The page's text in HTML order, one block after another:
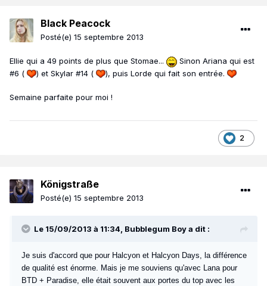
Black Peacock
Posté(e) 15 septembre 2013
Ellie qui a 49 points de plus que Stomae...
Sinon Ariana qui est
#6 (
) et Skylar #14 ( ), puis Lorde qui fait son entrée.
Semaine parfaite pour moi !
2
Königstraße
Posté(e) 15 septembre 2013
Le 15/09/2013 à 11:34, Bubblegum Boy a dit :
Je suis d'accord que pour Halcyon et Halcyon Days, la différence
de qualité est énorme. Mais je me souviens qu'avec Lana pour
BTD + Paradise, elle était souvent aux portes du top avec les